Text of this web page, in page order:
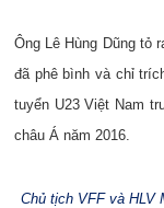
Ông Lê Hùng Dũng tỏ
đã phê bình và chỉ
tuyển U23 Việt Nam
châu Á năm 2016.
Chủ tịch VFF và HLV